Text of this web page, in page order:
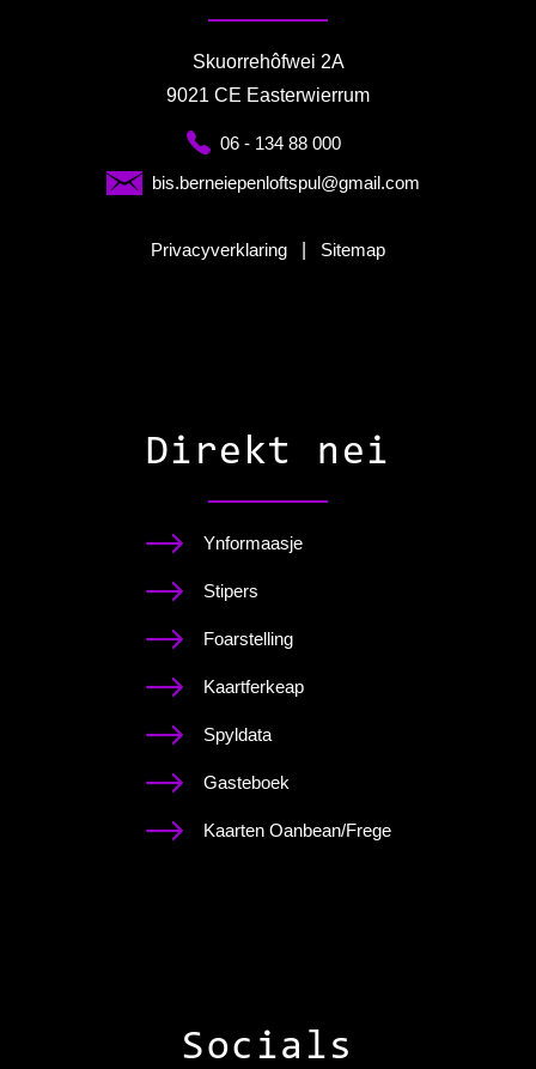
Skuorrehôfwei 2A
9021 CE Easterwierrum
06 - 134 88 000
bis.berneiepenloftspul@gmail.com
Privacyverklaring Sitemap
Direkt nei
Ynformaasje
Stipers
Foarstelling
Kaartferkeap
Spyldata
Gasteboek
Kaarten Oanbean/Frege
Socials